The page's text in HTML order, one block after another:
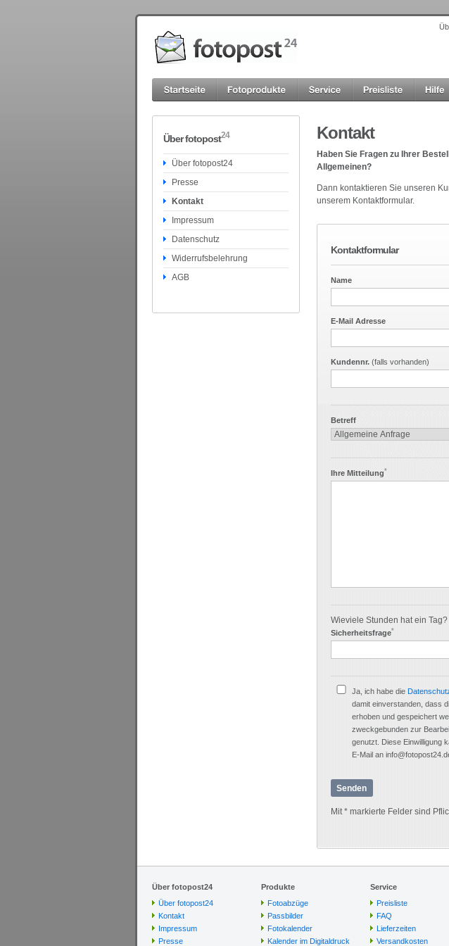
Über fotopost24
Über fotopost24
Presse
Kontakt
Impressum
Datenschutz
Widerrufsbelehrung
AGB
Kontakt
Haben Sie Fragen zu Ihrer
Allgemeinen?
Dann kontaktieren Sie unseren
unserem Kontaktformular.
Kontaktformular
Name
E-Mail Adresse
Kundennr. (falls vorhanden)
Betreff
Ihre Mitteilung*
Wieviele Stunden hat ein Tag?
Sicherheitsfrage*
Ja, ich habe die
damit einverstanden, dass
erhoben und gespeichert
zweckgebunden zur
genutzt. Diese Einwilligung
E-Mail an
Senden
Mit * markierte Felder sind
Über fotopost24
Über fotopost24
Kontakt
Impressum
Presse
Produkte
Fotoabzüge
Passbilder
Fotokalender
Kalender im Digitaldruck
Service
Preisliste
FAQ
Lieferzeiten
Versandkosten